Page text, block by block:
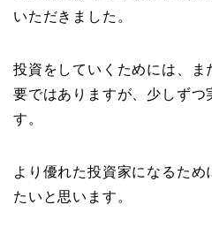
いただきました。
投資をしていくためには、ま
要ではありますが、少しずつ
す。
より優れた投資家になるた
たいと思います。